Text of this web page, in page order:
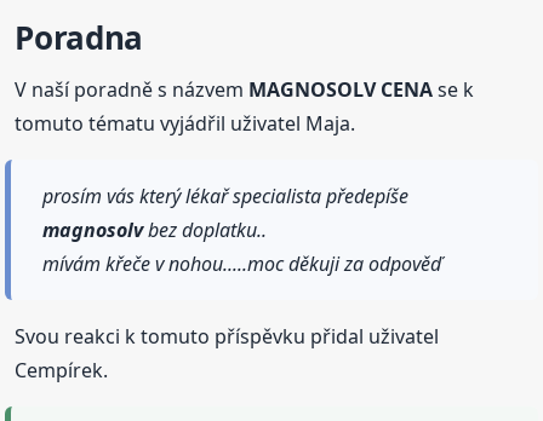
Poradna
V naší poradně s názvem MAGNOSOLV CENAse k
tomuto tématu vyjádřil uživatel Maja.
prosím vás který lékař specialista předepíše
magnosolvbez doplatku..
mívám křeče v nohou.....moc děkuji za odpověď
Svou reakci k tomuto příspěvku přidal uživatel
Cempírek.